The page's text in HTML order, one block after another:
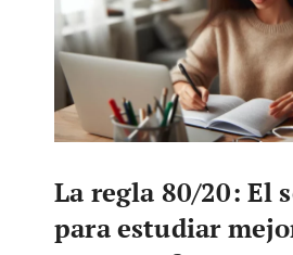
La regla 80/20: El
para estudiar